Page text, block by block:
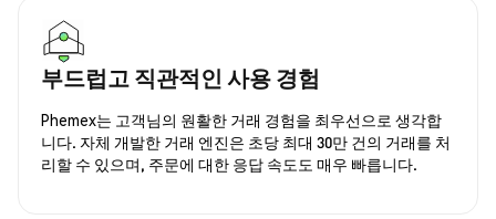
부드럽고 직관적인 사용 경험
Phemex는 고객님의 원활한 거래 경험을 최우선으로 생각합
니다. 자체 개발한 거래 엔진은 초당 최대 30만 건의 거래를 처
리할 수 있으며, 주문에 대한 응답 속도도 매우 빠릅니다.